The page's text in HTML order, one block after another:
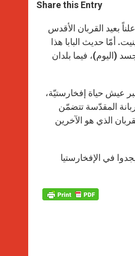
s
p
p
e
g
e
r
b
o
k
r
Share this Entry
بعيد القربان الأقدس
أمّا حديث البابا هذا
بخميس الجسد (اليوم)، فيما بلدان
عيش حياة إفخارستيّة،
المقدّسة تتضمّن
الذي هو الآخرين
في الإفخارستيا